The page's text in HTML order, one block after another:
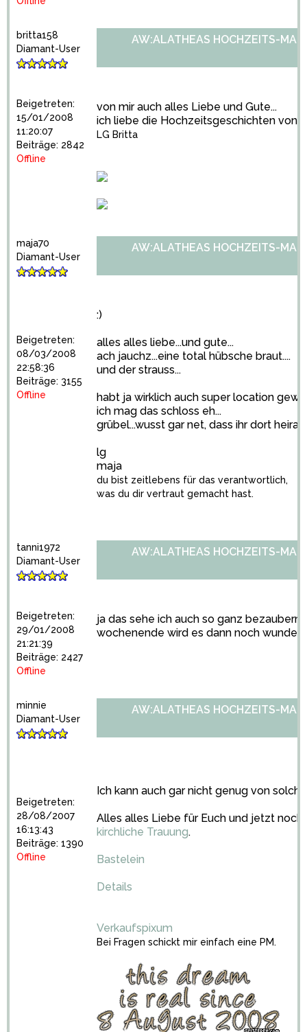
britta158
Diamant-User
Beigetreten:
15/01/2008
11:20:07
Beiträge: 2842
Offline
AW:ALATHEAS HOCHZEITS-
von mir auch alles Liebe und Gute...
ich liebe die Hochzeitsgeschichten von
LG Britta
maja70
Diamant-User
Beigetreten:
08/03/2008
22:58:36
Beiträge: 3155
Offline
AW:ALATHEAS HOCHZEITS-
:)
alles alles liebe...und gute...
ach jauchz...eine total hübsche braut....
und der strauss...
habt ja wirklich auch super location
ich mag das schloss eh...
grübel...wusst gar net, dass ihr dort
lg
maja
du bist zeitlebens für das verantwortlich,
was du dir vertraut gemacht hast.
tanni1972
Diamant-User
Beigetreten:
29/01/2008
21:21:39
Beiträge: 2427
Offline
AW:ALATHEAS HOCHZEITS-
ja das sehe ich auch so ganz
wochenende wird es dann noch
minnie
Diamant-User
Beigetreten:
28/08/2007
16:13:43
Beiträge: 1390
Offline
AW:ALATHEAS HOCHZEITS-
Ich kann auch gar nicht genug von
Alles alles Liebe für Euch und jetzt noch
kirchliche Trauung.
Bastelein
Details
Verkaufspixum
Bei Fragen schickt mir einfach eine PM.